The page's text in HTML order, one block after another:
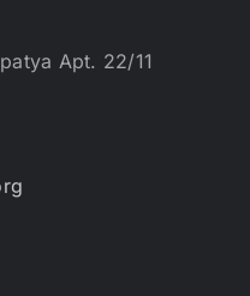
Apt. 22/11